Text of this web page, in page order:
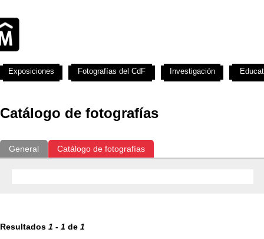
Catálogo de fotografías
General Catálogo de fotografías
Resultados 1 - 1 de 1
Exposiciones Fotografías del CdF Investigación